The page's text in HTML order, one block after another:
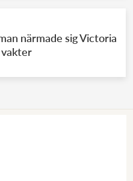
närmade sig Victoria
vakter